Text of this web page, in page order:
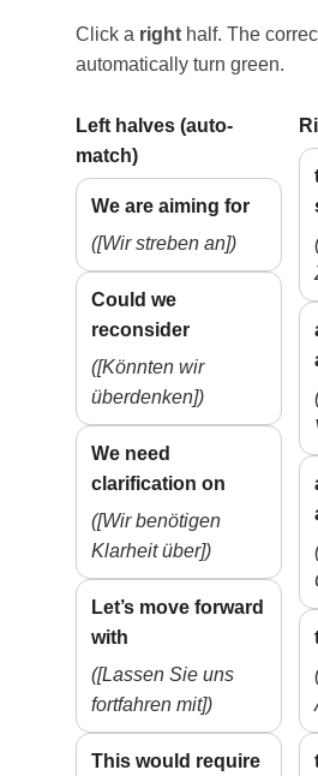
Click a righthalf. The
automatically turn green.
Left halves (auto-
match)
We are aiming for
([Wir streben an])
Could we
reconsider
([Könnten wir
überdenken])
We need
clarification on
([Wir benötigen
Klarheit über])
Let’s move forward
with
([Lassen Sie uns
fortfahren mit])
This would require